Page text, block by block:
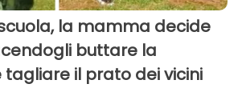
la mamma decide
buttare la
tagliare il prato dei vicini